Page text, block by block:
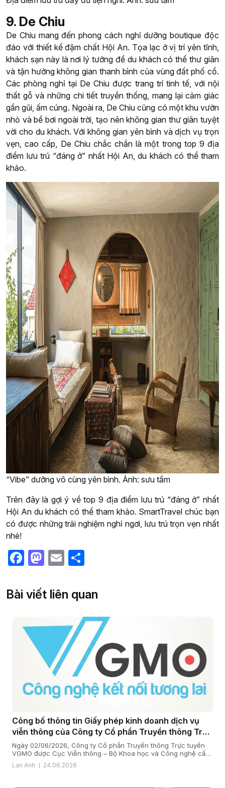
9. De Chiu
De Chiu mang đến phong cách nghỉ dưỡng boutique độc
đáo với thiết kế đậm chất Hội An. Tọa lạc ở vị trí yên tĩnh,
khách sạn này là nơi lý tưởng để du khách có thể thư giãn
và tận hưởng không gian thanh bình của vùng đất phố cổ.
Các phòng nghỉ tại De Chiu được trang trí tinh tế, với nội
thất gỗ và những chi tiết truyền thống, mang lại cảm giác
gần gũi, ấm cúng. Ngoài ra, De Chiu cũng có một khu vườn
nhỏ và bể bơi ngoài trời, tạo nên không gian thư giãn tuyệt
vời cho du khách. Với không gian yên bình và dịch vụ trọn
vẹn, cao cấp, De Chiu chắc chắn là một trong top 9 địa
điểm lưu trú “đáng ở” nhất Hội An, du khách có thể tham
khảo.
“Vibe” dưỡng vô cùng yên bình. Ảnh: sưu tầm
Trên đây là gợi ý về top 9 địa điểm lưu trú “đáng ở” nhất
Hội An du khách có thể tham khảo. SmartTravel chúc bạn
có được những trải nghiệm nghỉ ngơi, lưu trú trọn vẹn nhất
nhé!
Facebook
Mastodon
Email
Bài viết liên quan
Công bố thông tin Giấy phép kinh doanh dịch vụ
viễn thông của Công ty Cổ phần Truyền thông Trực
tuyến VGMO
Ngày 02/06/2026, Công ty Cổ phần Truyền thông Trực tuyến
VGMO được Cục Viễn thông – Bộ Khoa học và Công nghệ cấp
Giấy phép kinh doanh dịch vụ viễn thông số 180/GP-CVT. Thực
hiện quy định tại khoản 6 Điều 35 Nghị định số 163/2024/NĐ-
Lan Anh 24.06.2026